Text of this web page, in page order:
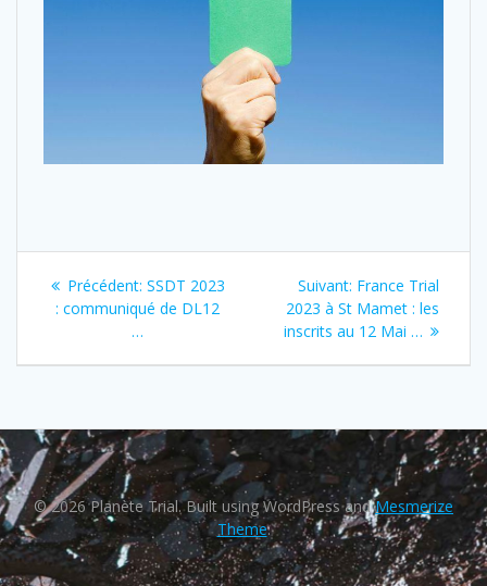
Précédent: SSDT 2023
: communiqué de DL12
…
Suivant: France Trial
2023 à St Mamet : les
inscrits au 12 Mai …
© 2026 Planète Trial. Built using WordPress andMesmerize
Theme.